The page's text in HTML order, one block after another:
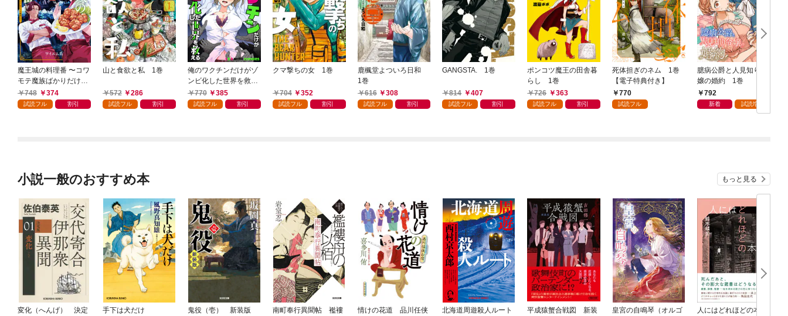
魔王城の料理番 〜コワ
モテ魔族ばかりだけ
ど、ホワイトな職場で
す〜 1巻
748 374
試読フル 割引
山と食欲と私 1巻
572 286
試読フル 割引
俺のワクチンだけがゾ
ンビ化した世界を救え
る 1巻
770 385
試読フル 割引
クマ撃ちの女 1巻
704 352
試読フル 割引
鹿楓堂よついろ日和
1巻
616
308
試読フル 割引
GANGSTA. 1巻
814 407
試読フル 割引
ポンコツ魔王の田舎暮
らし 1巻
726
363
試読フル 割引
死体担ぎのネム 1巻
【電子特典付き】
770
試読フル
臆病公爵と人見知り令
嬢の婚約 1巻
792
新着 試読増量
小説一般のおすすめ本 もっと見る
変化（へんげ） 決定
手下は犬だけ 鬼役（壱） 新装版
南町奉行異聞帖 襤褸
情けの花道 品川任侠
北海道周遊殺人ルート
平成猿蟹合戦図 新装
皇宮の自鳴琴（オルゴ
人にはどれほどの本が